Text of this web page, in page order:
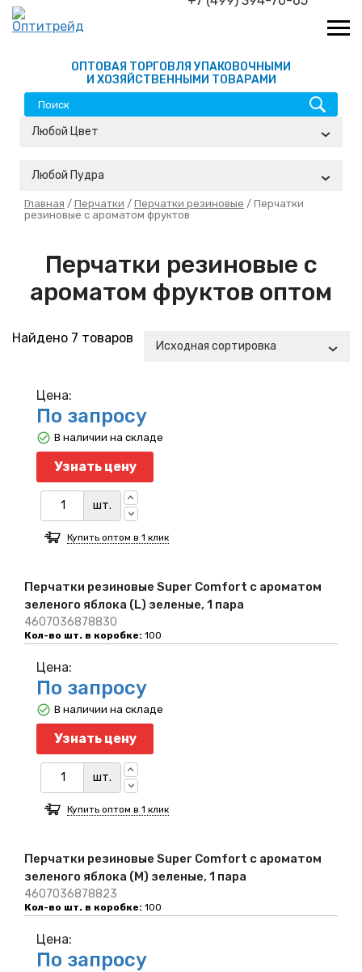
ОПТОВАЯ ТОРГОВЛЯ УПАКОВОЧНЫМИ
И ХОЗЯЙСТВЕННЫМИ ТОВАРАМИ
Любой Цвет
Любой Пудра
Главная / Перчатки / Перчатки резиновые / Перчатки
резиновые с ароматом фруктов
Перчатки резиновые с
ароматом фруктов оптом
Найдено 7 товаров
Исходная сортировка
Перчатки резиновые Super Comfort c ароматом
зеленого яблока (L) зеленые, 1 пара
4607036878830
Кол-во шт. в коробке: 100
Цена:
По запросу
Узнать цену
шт.
В наличии на складе
Купить оптом в 1 клик
Перчатки резиновые Super Comfort c ароматом
зеленого яблока (M) зеленые, 1 пара
4607036878823
Кол-во шт. в коробке: 100
Цена:
По запросу
Узнать цену
шт.
В наличии на складе
Купить оптом в 1 клик
Цена:
По запросу